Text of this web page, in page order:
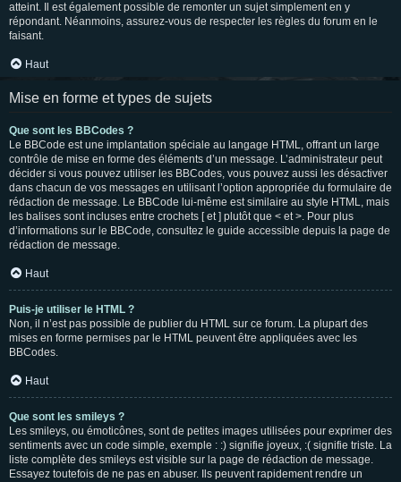
atteint. Il est également possible de remonter un sujet simplement en y
répondant. Néanmoins, assurez-vous de respecter les règles du forum en le
faisant.
Haut
Mise en forme et types de sujets
Que sont les BBCodes ?
Le BBCode est une implantation spéciale au langage HTML, offrant un large
contrôle de mise en forme des éléments d’un message. L’administrateur peut
décider si vous pouvez utiliser les BBCodes, vous pouvez aussi les désactiver
dans chacun de vos messages en utilisant l’option appropriée du formulaire de
rédaction de message. Le BBCode lui-même est similaire au style HTML, mais
les balises sont incluses entre crochets [ et ] plutôt que < et >. Pour plus
d’informations sur le BBCode, consultez le guide accessible depuis la page de
rédaction de message.
Haut
Puis-je utiliser le HTML ?
Non, il n’est pas possible de publier du HTML sur ce forum. La plupart des
mises en forme permises par le HTML peuvent être appliquées avec les
BBCodes.
Haut
Que sont les smileys ?
Les smileys, ou émoticônes, sont de petites images utilisées pour exprimer des
sentiments avec un code simple, exemple : :) signifie joyeux, :( signifie triste. La
liste complète des smileys est visible sur la page de rédaction de message.
Essayez toutefois de ne pas en abuser. Ils peuvent rapidement rendre un